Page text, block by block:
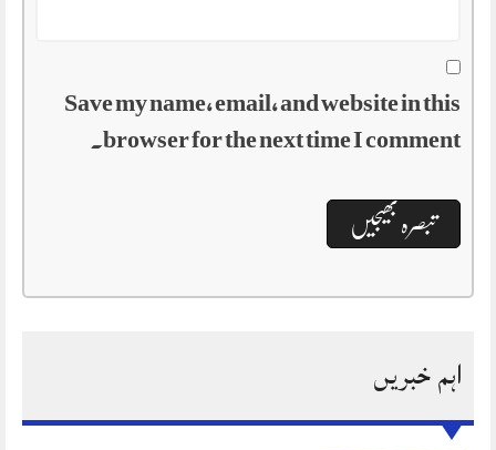
Save my name, email, and website in this
browser for the next time I comment.
اہم خبریں